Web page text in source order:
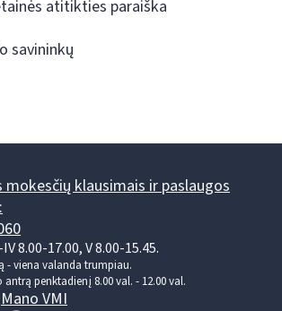
atitikties paraiška
savininkų
mokesčių klausimais ir paslaugos
8.00-17.00, V 8.00-15.45.
- viena valanda trumpiau.
penktadienį 8.00 val. - 12.00 val.
Mano VMI